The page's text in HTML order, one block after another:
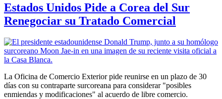
Estados Unidos Pide a Corea del Sur
Renegociar su Tratado Comercial
La Oficina de Comercio Exterior pide reunirse en un plazo de 30
días con su contraparte surcoreana para considerar "posibles
enmiendas y modificaciones" al acuerdo de libre comercio.